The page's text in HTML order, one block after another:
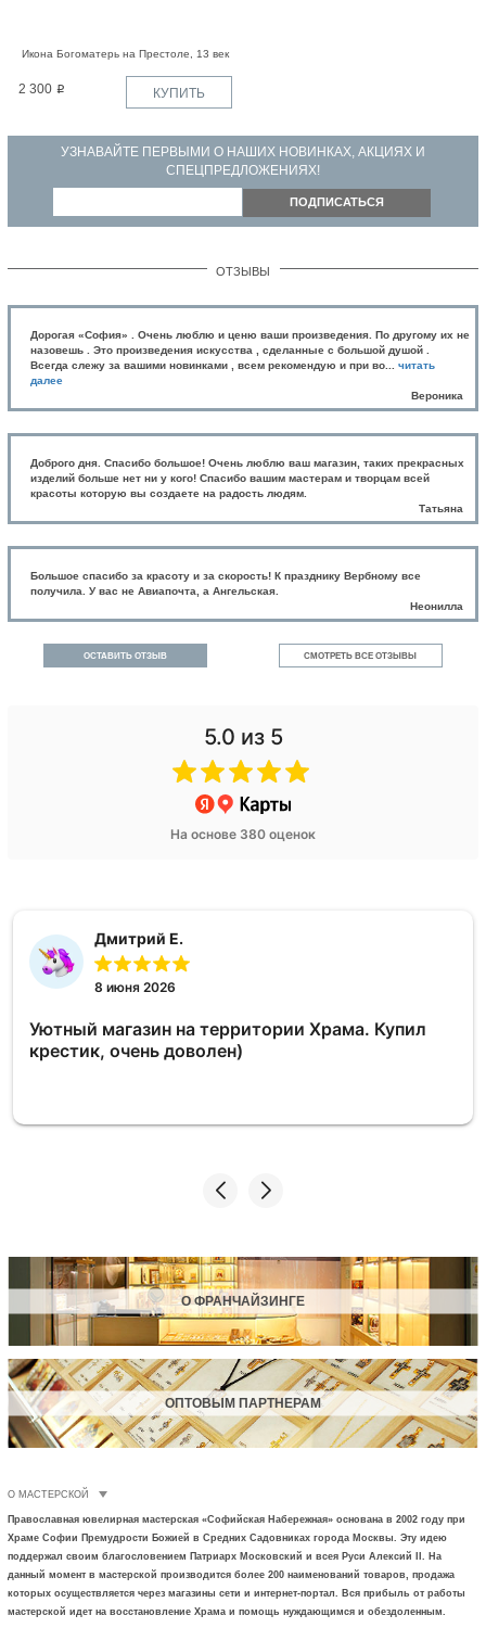
Икона Богоматерь на Престоле, 13 век
2 300 КУПИТЬ
УЗНАВАЙТЕ ПЕРВЫМИ О НАШИХ НОВИНКАХ, АКЦИЯХ И
СПЕЦПРЕДЛОЖЕНИЯХ!
ПОДПИСАТЬСЯ
ОТЗЫВЫ
Дорогая «София» . Очень люблю и ценю ваши произведения. По другому их не
назовешь . Это произведения искусства , сделанные с большой душой .
Всегда слежу за вашими новинками , всем рекомендую и при во... читать
далее
Вероника
Доброго дня. Спасибо большое! Очень люблю ваш магазин, таких прекрасных
изделий больше нет ни у кого! Спасибо вашим мастерам и творцам всей
красоты которую вы создаете на радость людям.
Татьяна
Большое спасибо за красоту и за скорость! К празднику Вербному все
получила. У вас не Авиапочта, а Ангельская.
Неонилла
ОСТАВИТЬ ОТЗЫВ СМОТРЕТЬ ВСЕ ОТЗЫВЫ
5.0 из 5
На основе 380 оценок
Дмитрий Е.
8 июня 2026
Уютный магазин на территории Храма. Купил
крестик, очень доволен)
О ФРАНЧАЙЗИНГЕ
ОПТОВЫМ ПАРТНЕРАМ
О МАСТЕРСКОЙ
Православная ювелирная мастерская «Софийская Набережная» основана в 2002 году при
Храме Софии Премудрости Божией в Средних Садовниках города Москвы. Эту идею
поддержал своим благословением Патриарх Московский и всея Руси Алексий II. На
данный момент в мастерской производится более 200 наименований товаров, продажа
которых осуществляется через магазины сети и интернет-портал. Вся прибыль от работы
мастерской идет на восстановление Храма и помощь нуждающимся и обездоленным.